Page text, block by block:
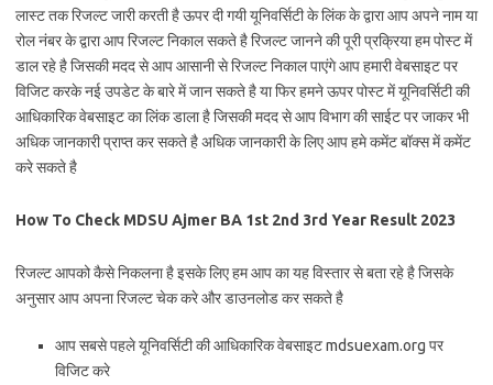
लास्ट तक रिजल्ट जारी करती है ऊपर दी गयी यूनिवर्सिटी के लिंक के द्वारा आप अपने नाम या
रोल नंबर के द्वारा आप रिजल्ट निकाल सकते है रिजल्ट जानने की पूरी प्रक्रिया हम पोस्ट में
डाल रहे है जिसकी मदद से आप आसानी से रिजल्ट निकाल पाएंगे आप हमारी वेबसाइट पर
विजिट करके नई उपडेट के बारे में जान सकते है या फिर हमने ऊपर पोस्ट में यूनिवर्सिटी की
आधिकारिक वेबसाइट का लिंक डाला है जिसकी मदद से आप विभाग की साईट पर जाकर भी
अधिक जानकारी प्राप्त कर सकते है अधिक जानकारी के लिए आप हमे कमेंट बॉक्स में कमेंट
करे सकते है
How To Check MDSU Ajmer BA 1st 2nd 3rd Year Result 2023
रिजल्ट आपको कैसे निकलना है इसके लिए हम आप का यह विस्तार से बता रहे है जिसके
अनुसार आप अपना रिजल्ट चेक करे और डाउनलोड कर सकते है
आप सबसे पहले यूनिवर्सिटी की आधिकारिक वेबसाइट mdsuexam.org पर
विजिट करे